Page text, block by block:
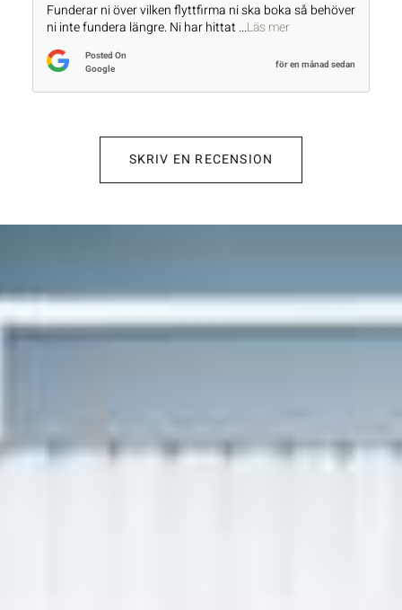
Funderar ni över vilken flyttfirma ni ska boka så behöver
ni inte fundera längre. Ni har hittat ...Läs mer
Posted On
Google
för en månad sedan
SKRIV EN RECENSION